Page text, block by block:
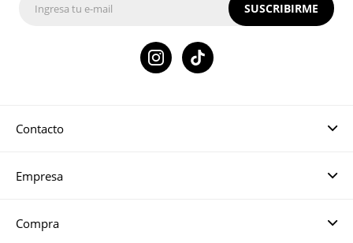
Contacto
Empresa
Compra
SUSCRIBIRME
